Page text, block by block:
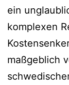
ein
komplexen
maßgeblich